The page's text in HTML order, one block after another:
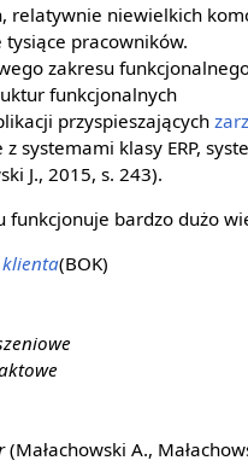
relatywnie niewielkich
pracowników.
zakresu
funkcjonalnych
przyspieszających
systemami klasy ERP,
J., 2015, s. 243).
funkcjonuje bardzo dużo
(BOK)
(Małachowski A.,